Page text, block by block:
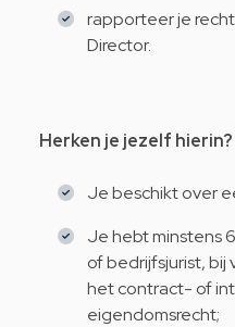
rapporteer je
Director.
Herken je jezelf hierin?
Je beschikt over
Je hebt minstens
of bedrijfsjurist, bij
hetcontract- of
eigendomsrecht;